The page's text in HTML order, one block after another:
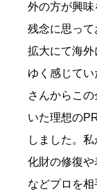
外の方が興
残念に思っ
拡大にて海
ゆく感じて
さんからこ
いた理想の
しました。
化財の修復
などプロを